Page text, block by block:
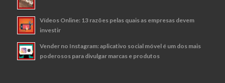
Vídeos Online: 13 razões pelas quais as empresas devem
investir
Vender no Instagram: aplicativo social móvel é um dos mais
poderosos para divulgar marcas e produtos